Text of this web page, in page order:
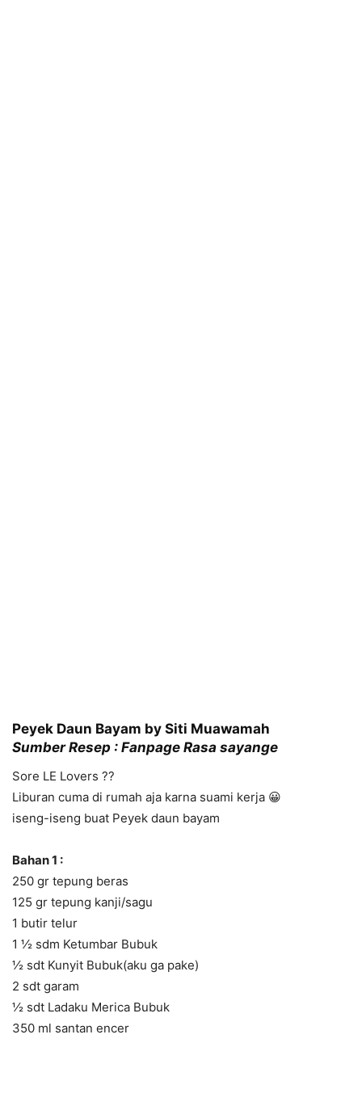
Peyek Daun Bayam by Siti Muawamah
Sumber Resep : Fanpage Rasa sayange
Sore LE Lovers ??
Liburan cuma di rumah aja karna suami kerja 😀
iseng-iseng buat Peyek daun bayam
Bahan 1 :
250 gr tepung beras
125 gr tepung kanji/sagu
1 butir telur
1 ½ sdm Ketumbar Bubuk
½ sdt Kunyit Bubuk(aku ga pake)
2 sdt garam
½ sdt Ladaku Merica Bubuk
350 ml santan encer